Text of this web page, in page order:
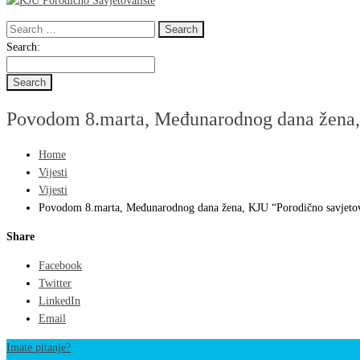
Search
for:
Search
Search:
Povodom 8.marta, Međunarodnog dana
Home
Vijesti
Vijesti
Povodom 8.marta, Međunarodnog dana žena, KJU “Porodično
Share
Facebook
Twitter
LinkedIn
Email
Imate pitanje?